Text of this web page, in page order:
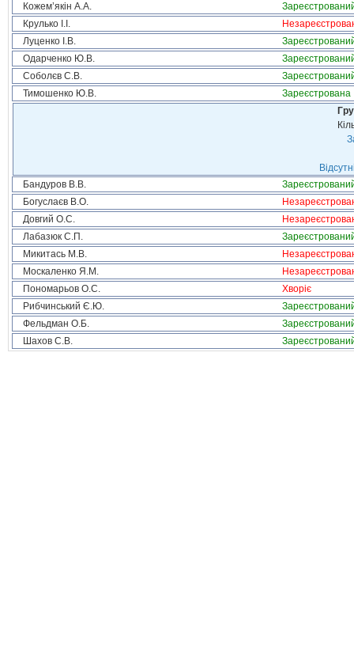
Кожем’якін А.А.
Крулько І.І.
Луценко І.В.
Одарченко Ю.В.
Соболєв С.В.
Тимошенко Ю.В.
Зареєстрована
Бандуров В.В.
Богуслаєв В.О.
Довгий О.С.
Лабазюк С.П.
Микитась М.В.
Москаленко Я.М.
Пономарьов О.С.
Хворіє
Рибчинський Є.Ю.
Фельдман О.Б.
Шахов С.В.